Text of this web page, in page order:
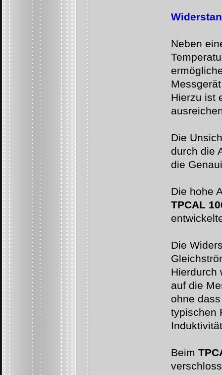
Neben
Hierzu ist
Die
durch die
die
Die hohe
TPCAL
Die
Hierdurch
auf die
ohne
typischen
Beim